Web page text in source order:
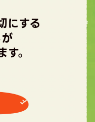
にする
。